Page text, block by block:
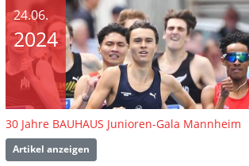
24.06.
2024
30 Jahre BAUHAUS Junioren-Gala Mannheim
Artikel anzeigen